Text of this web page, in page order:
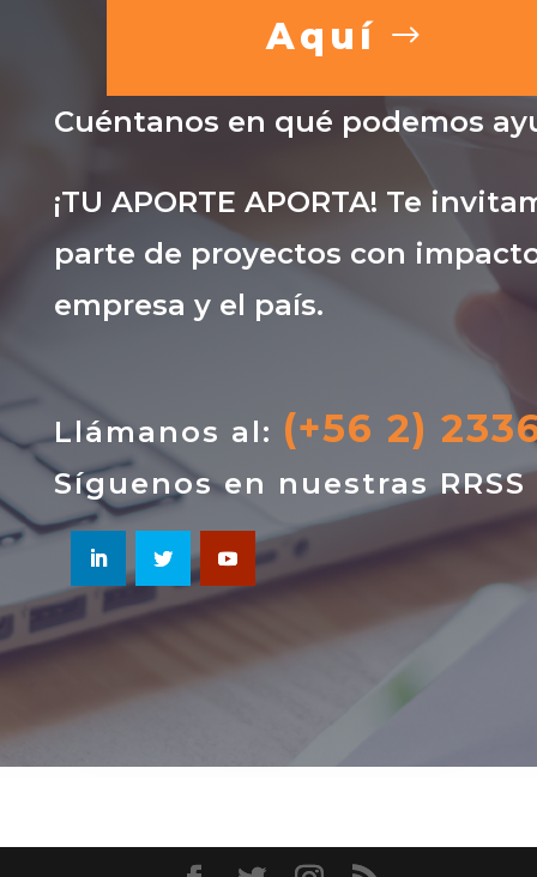
Aquí
Cuéntanos en qué podemos
¡TU APORTE APORTA! Te
parte de proyectos con
empresa y el país.
Llámanos al: (+56 2)
Síguenos en nuestras RRSS